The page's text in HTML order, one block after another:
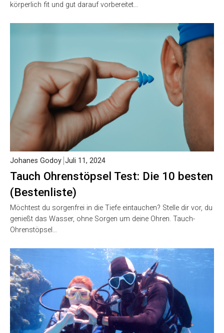
körperlich fit und gut darauf vorbereitet…
Tauch Ohrenstöpsel Test: Die 10 besten
(Bestenliste)
Johanes Godoy Juli 11, 2024
Möchtest du sorgenfrei in die Tiefe eintauchen? Stelle dir vor, du
genießt das Wasser, ohne Sorgen um deine Ohren. Tauch-
Ohrenstöpsel…